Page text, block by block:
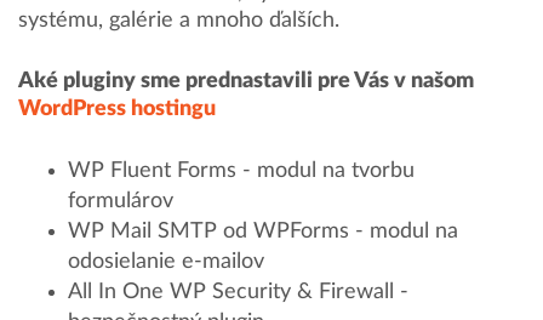
systému, galérie a mnoho ďalších.
Aké pluginy sme prednastavili pre Vás v našom
WordPress hostingu
WP Fluent Forms - modul na tvorbu
formulárov
WP Mail SMTP od WPForms - modul na
odosielanie e-mailov
All In One WP Security & Firewall -